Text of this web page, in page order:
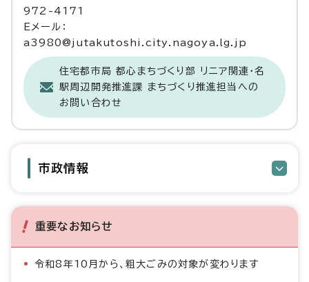
972-4171
Eメール：
a3980@jutakutoshi.city.nagoya.lg.jp
住宅都市局 都心まちづくり部 リニア関連・名
駅周辺開発推進課 まちづくり推進担当への
お問い合わせ
市政情報
重要なお知らせ
令和8年10月から、粗大ごみの対象が変わります